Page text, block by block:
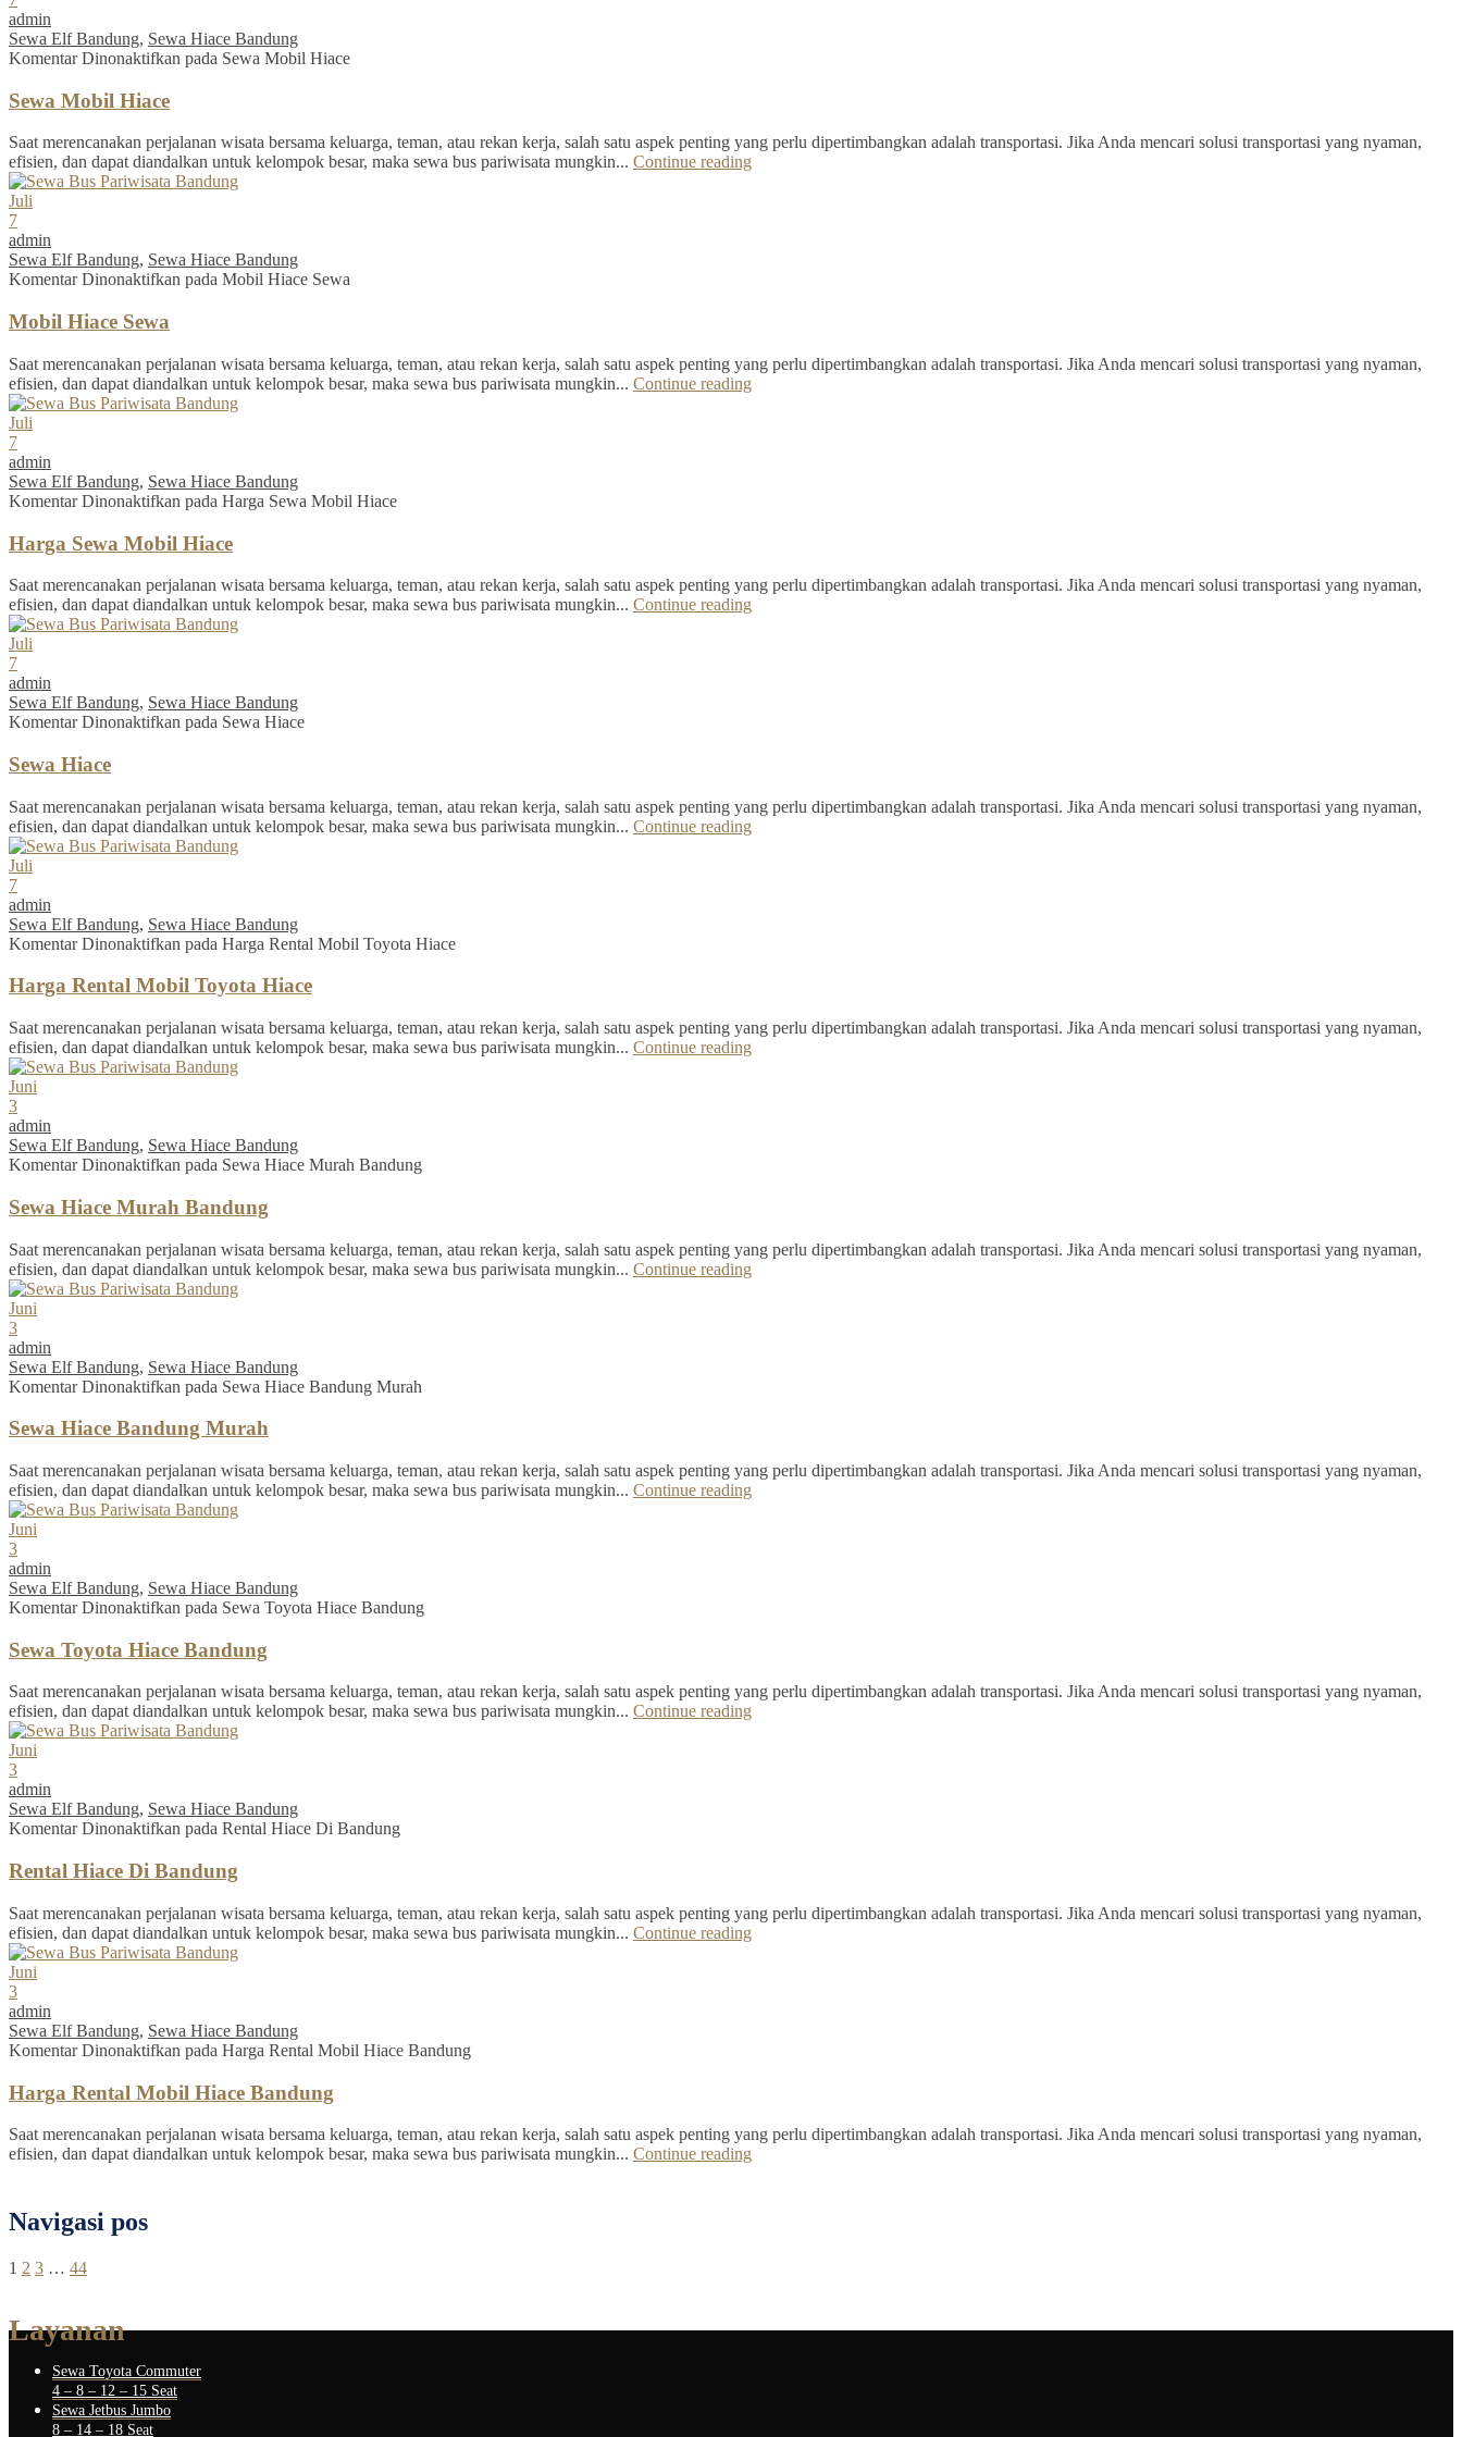
admin
Sewa Elf Bandung, Sewa Hiace Bandung
Komentar Dinonaktifkan pada Sewa Mobil Hiace
Sewa Mobil Hiace
Saat merencanakan perjalanan wisata bersama keluarga, teman, atau rekan kerja, salah satu aspek penting yang perlu dipertimbangkan adalah transportasi. Jika Anda mencari solusi transportasi yang nyaman,
efisien, dan dapat diandalkan untuk kelompok besar, maka sewa bus pariwisata mungkin... Continue reading
Juli
7
admin
Sewa Elf Bandung, Sewa Hiace Bandung
Komentar Dinonaktifkan pada Mobil Hiace Sewa
Mobil Hiace Sewa
Saat merencanakan perjalanan wisata bersama keluarga, teman, atau rekan kerja, salah satu aspek penting yang perlu dipertimbangkan adalah transportasi. Jika Anda mencari solusi transportasi yang nyaman,
efisien, dan dapat diandalkan untuk kelompok besar, maka sewa bus pariwisata mungkin... Continue reading
Juli
7
admin
Sewa Elf Bandung, Sewa Hiace Bandung
Komentar Dinonaktifkan pada Harga Sewa Mobil Hiace
Harga Sewa Mobil Hiace
Saat merencanakan perjalanan wisata bersama keluarga, teman, atau rekan kerja, salah satu aspek penting yang perlu dipertimbangkan adalah transportasi. Jika Anda mencari solusi transportasi yang nyaman,
efisien, dan dapat diandalkan untuk kelompok besar, maka sewa bus pariwisata mungkin... Continue reading
Juli
7
admin
Sewa Elf Bandung, Sewa Hiace Bandung
Komentar Dinonaktifkan pada Sewa Hiace
Sewa Hiace
Saat merencanakan perjalanan wisata bersama keluarga, teman, atau rekan kerja, salah satu aspek penting yang perlu dipertimbangkan adalah transportasi. Jika Anda mencari solusi transportasi yang nyaman,
efisien, dan dapat diandalkan untuk kelompok besar, maka sewa bus pariwisata mungkin... Continue reading
Juli
7
admin
Sewa Elf Bandung, Sewa Hiace Bandung
Komentar Dinonaktifkan pada Harga Rental Mobil Toyota Hiace
Harga Rental Mobil Toyota Hiace
Saat merencanakan perjalanan wisata bersama keluarga, teman, atau rekan kerja, salah satu aspek penting yang perlu dipertimbangkan adalah transportasi. Jika Anda mencari solusi transportasi yang nyaman,
efisien, dan dapat diandalkan untuk kelompok besar, maka sewa bus pariwisata mungkin... Continue reading
Juni
3
admin
Sewa Elf Bandung, Sewa Hiace Bandung
Komentar Dinonaktifkan pada Sewa Hiace Murah Bandung
Sewa Hiace Murah Bandung
Saat merencanakan perjalanan wisata bersama keluarga, teman, atau rekan kerja, salah satu aspek penting yang perlu dipertimbangkan adalah transportasi. Jika Anda mencari solusi transportasi yang nyaman,
efisien, dan dapat diandalkan untuk kelompok besar, maka sewa bus pariwisata mungkin... Continue reading
Juni
3
admin
Sewa Elf Bandung, Sewa Hiace Bandung
Komentar Dinonaktifkan pada Sewa Hiace Bandung Murah
Sewa Hiace Bandung Murah
Saat merencanakan perjalanan wisata bersama keluarga, teman, atau rekan kerja, salah satu aspek penting yang perlu dipertimbangkan adalah transportasi. Jika Anda mencari solusi transportasi yang nyaman,
efisien, dan dapat diandalkan untuk kelompok besar, maka sewa bus pariwisata mungkin... Continue reading
Juni
3
admin
Sewa Elf Bandung, Sewa Hiace Bandung
Komentar Dinonaktifkan pada Sewa Toyota Hiace Bandung
Sewa Toyota Hiace Bandung
Saat merencanakan perjalanan wisata bersama keluarga, teman, atau rekan kerja, salah satu aspek penting yang perlu dipertimbangkan adalah transportasi. Jika Anda mencari solusi transportasi yang nyaman,
efisien, dan dapat diandalkan untuk kelompok besar, maka sewa bus pariwisata mungkin... Continue reading
Juni
3
admin
Sewa Elf Bandung, Sewa Hiace Bandung
Komentar Dinonaktifkan pada Rental Hiace Di Bandung
Rental Hiace Di Bandung
Saat merencanakan perjalanan wisata bersama keluarga, teman, atau rekan kerja, salah satu aspek penting yang perlu dipertimbangkan adalah transportasi. Jika Anda mencari solusi transportasi yang nyaman,
efisien, dan dapat diandalkan untuk kelompok besar, maka sewa bus pariwisata mungkin... Continue reading
Juni
3
admin
Sewa Elf Bandung, Sewa Hiace Bandung
Komentar Dinonaktifkan pada Harga Rental Mobil Hiace Bandung
Harga Rental Mobil Hiace Bandung
Saat merencanakan perjalanan wisata bersama keluarga, teman, atau rekan kerja, salah satu aspek penting yang perlu dipertimbangkan adalah transportasi. Jika Anda mencari solusi transportasi yang nyaman,
efisien, dan dapat diandalkan untuk kelompok besar, maka sewa bus pariwisata mungkin... Continue reading
Navigasi pos
1 2 3 … 44
Layanan
Sewa Toyota Commuter
4 – 8 – 12 – 15 Seat
Sewa Jetbus Jumbo
8 – 14 – 18 Seat